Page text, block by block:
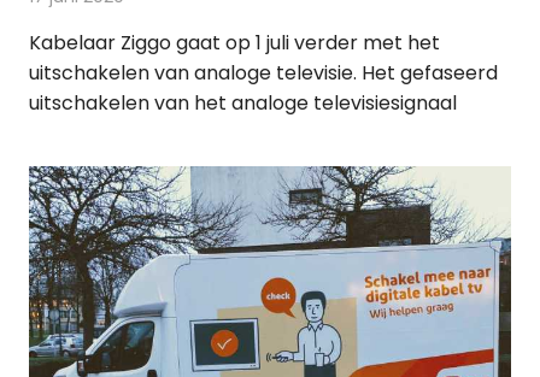
Kabelaar Ziggo gaat op 1 juli verder met het
uitschakelen van analoge televisie. Het gefaseerd
uitschakelen van het analoge televisiesignaal